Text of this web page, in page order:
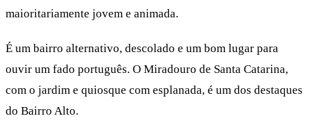
maioritariamente jovem e animada.
É um bairro alternativo, descolado e um bom lugar para
ouvir um fado português. O Miradouro de Santa Catarina,
com o jardim e quiosque com esplanada, é um dos destaques
do Bairro Alto.